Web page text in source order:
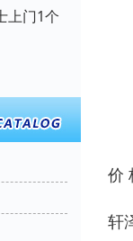
上门1个
价
轩